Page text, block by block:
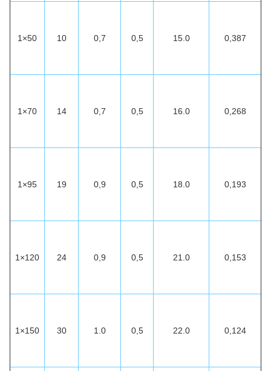
1×50 10 0,7 0,5 15.0 0,387
1×70 14 0,7 0,5 16.0 0,268
1×95 19 0,9 0,5 18.0 0,193
1×120 24 0,9 0,5 21.0 0,153
1×150 30 1.0 0,5 22.0 0,124